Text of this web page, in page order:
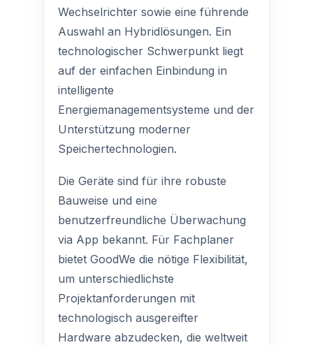
Wechselrichter sowie eine führende
Auswahl an Hybridlösungen. Ein
technologischer Schwerpunkt liegt
auf der einfachen Einbindung in
intelligente
Energiemanagementsysteme und der
Unterstützung moderner
Speichertechnologien.
Die Geräte sind für ihre robuste
Bauweise und eine
benutzerfreundliche Überwachung
via App bekannt. Für Fachplaner
bietet GoodWe die nötige Flexibilität,
um unterschiedlichste
Projektanforderungen mit
technologisch ausgereifter
Hardware abzudecken, die weltweit